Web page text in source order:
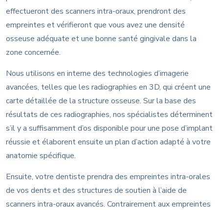
effectueront des scanners intra-oraux, prendront des
empreintes et vérifieront que vous avez une densité
osseuse adéquate et une bonne santé gingivale dans la
zone concernée.
Nous utilisons en interne des technologies d’imagerie
avancées, telles que les radiographies en 3D, qui créent une
carte détaillée de la structure osseuse. Sur la base des
résultats de ces radiographies, nos spécialistes déterminent
s’il y a suffisamment d’os disponible pour une pose d’implant
réussie et élaborent ensuite un plan d’action adapté à votre
anatomie spécifique.
Ensuite, votre dentiste prendra des empreintes intra-orales
de vos dents et des structures de soutien à l’aide de
scanners intra-oraux avancés. Contrairement aux empreintes